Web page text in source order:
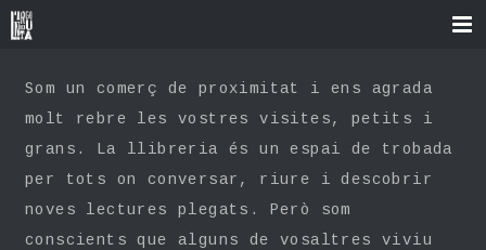
Som un comerç de proximitat i ens agrada
molt rebre les vostres visites, petits i
grans. La llibreria és un espai de trobada
per tots on conversar, riure i descobrir
noves lectures plegats. Però som
conscients que alguns de vosaltres viviu